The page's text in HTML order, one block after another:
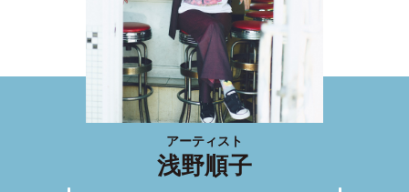
アーティスト
浅野順子